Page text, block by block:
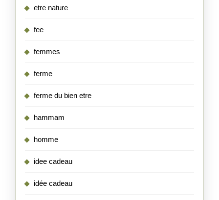
etre nature
fee
femmes
ferme
ferme du bien etre
hammam
homme
idee cadeau
idée cadeau